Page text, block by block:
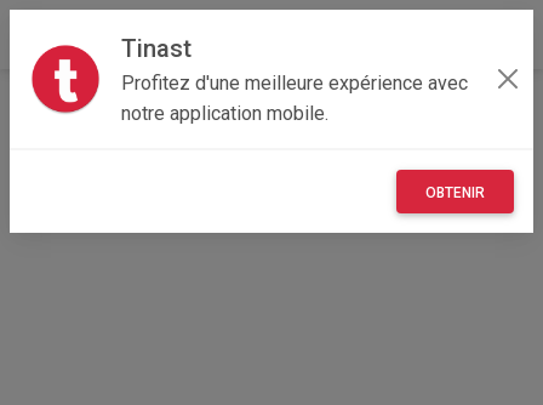
Tinast
Profitez d'une meilleure expérience avec
notre application mobile.
OBTENIR
Accueil Loisirs Normandie
14 - Calvados
25€ Diablo Contes de la bibliothèque horadrique